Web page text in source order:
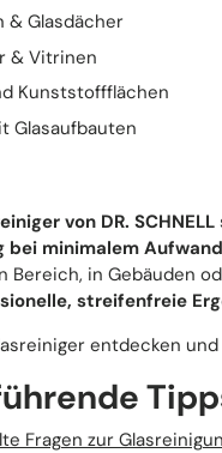
Glasdächer
& Vitrinen
Kunststoffflächen
Glasaufbauten
von DR. SCHNELL
bei minimalem Aufwand
Bereich, in Gebäuden
streifenfreie
entdecken
Fragen zur